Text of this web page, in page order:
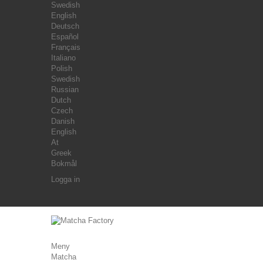
Swedish
English
Deutsch
Español
Français
Italiano
Polish
Swedish
Russian
Dutch
Czech
Danish
English
At
Greek
Bokmål
Logga in
Meny
Matcha